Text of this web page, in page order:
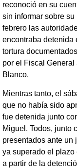
reconoció en su
sin informar sobre
febrero las
encontraba detenida
tortura
por el Fiscal
Blanco.
Mientras tanto, el
que no había sido
fue detenida junto
Miguel. Todos, junto
presentados ante un
ya superado el
a partir de la